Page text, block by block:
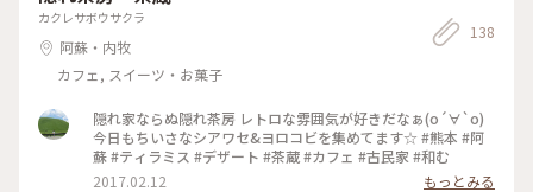
カクレサボウサクラ
阿蘇・内牧
カフェ, スイーツ・お菓子
138
隠れ家ならぬ隠れ茶房 レトロな雰囲気が好きだなぁ(о´∀`о)
今日もちいさなシアワセ&ヨロコビを集めてます☆ #熊本 #阿
蘇 #ティラミス #デザート #茶蔵 #カフェ #古民家 #和む
2017.02.12
もっとみる